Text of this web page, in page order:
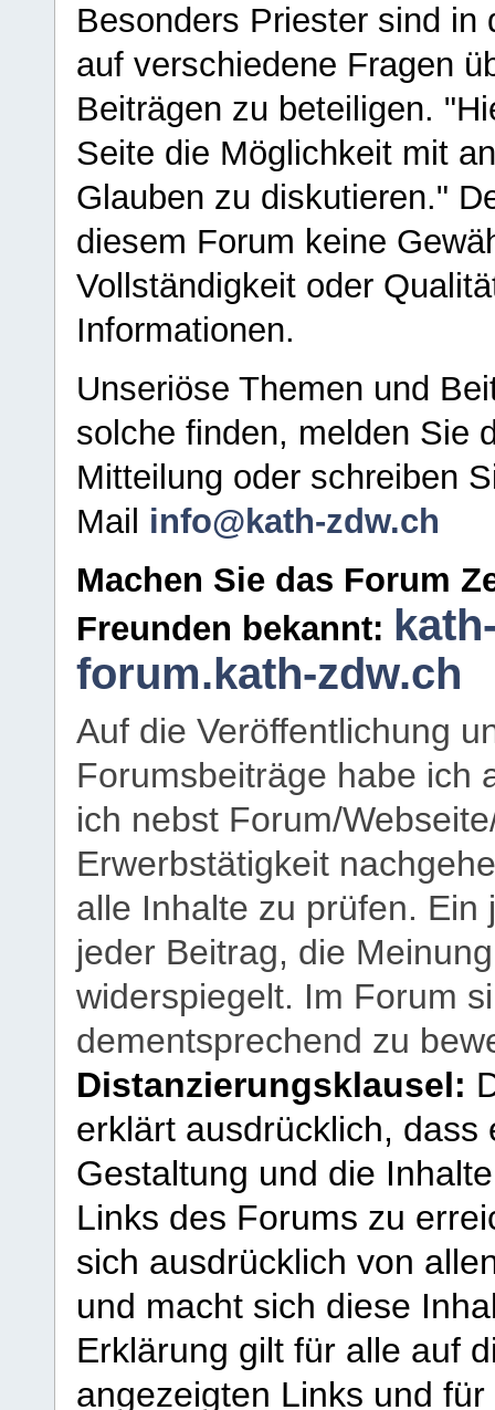
Besonders Priester sind in
auf verschiedene Fragen
Beiträgen zu beteiligen.
Seite die Möglichkeit mit
Glauben zu diskutieren."
diesem Forum keine
Vollständigkeit oder
Informationen.
Unseriöse Themen und
solche finden, melden Sie
Mitteilung oder schreiben
Mail info@kath-zdw.ch
Machen Sie das Forum
Freunden bekannt:
forum.kath-zdw.ch
Auf die Veröffentlichung
Forumsbeiträge habe ich
ich nebst Forum/
Erwerbstätigkeit
alle Inhalte zu prüfen.
jeder Beitrag, die
widerspiegelt. Im Forum
dementsprechend zu
Distanzierungsklausel:
erklärt ausdrücklich,
Gestaltung und die
Links des Forums zu
sich ausdrücklich von
und macht sich diese
Erklärung gilt für alle auf
angezeigten Links und